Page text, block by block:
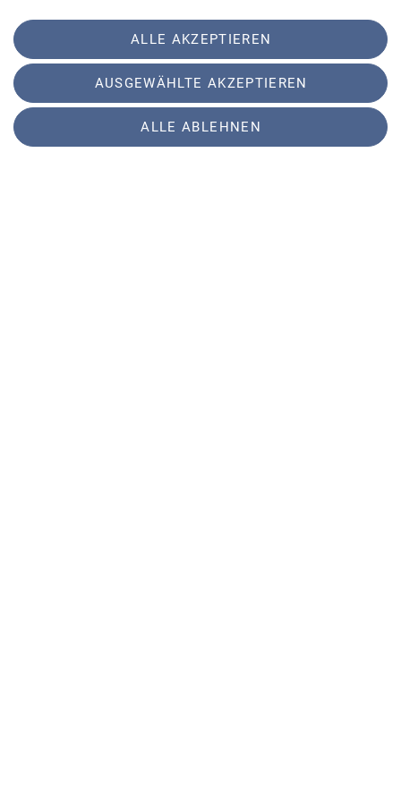
Zur Belohnung sind wir direkt in das dortige
Restaurant eingekehrt und haben uns erstmal
alle einen großen Becher Eis gegönnt.
ALLE AKZEPTIEREN
AUSGEWÄHLTE AKZEPTIEREN
ALLE ABLEHNEN